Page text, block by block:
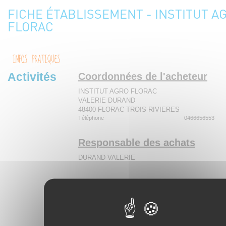
FICHE ÉTABLISSEMENT - INSTITUT
FLORAC
INFOS PRATIQUES
Activités Coordonnées de l'acheteur
INSTITUT AGRO FLORAC
VALERIE DURAND
48400 FLORAC TROIS RIVIERES
Téléphone 0466656553
Responsable des achats
DURAND VALERIE